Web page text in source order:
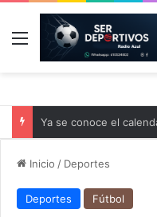
Menú
Ya se conoce el
Inicio / Deportes
Deportes Fútbol